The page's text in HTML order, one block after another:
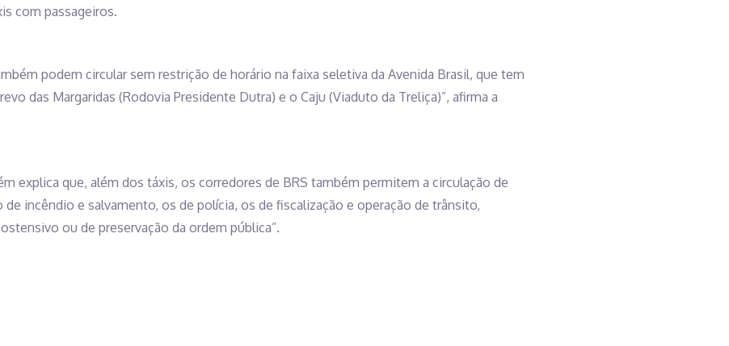
com passageiros.
podem circular sem restrição de horário na faixa seletiva da Avenida Brasil, que tem
das Margaridas (Rodovia Presidente Dutra) e o Caju (Viaduto da Treliça)”, afirma a
explica que, além dos táxis, os corredores de BRS também permitem a circulação de
de incêndio e salvamento, os de polícia, os de fiscalização e operação de trânsito,
ou de preservação da ordem pública”.